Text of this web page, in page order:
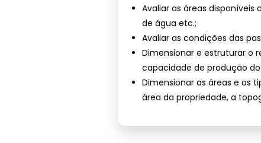
Avaliar as áreas disponíveis
de água etc.;
Avaliar as condições das
Dimensionar e estruturar o
capacidade de produção
Dimensionar as áreas e os
área da propriedade, a